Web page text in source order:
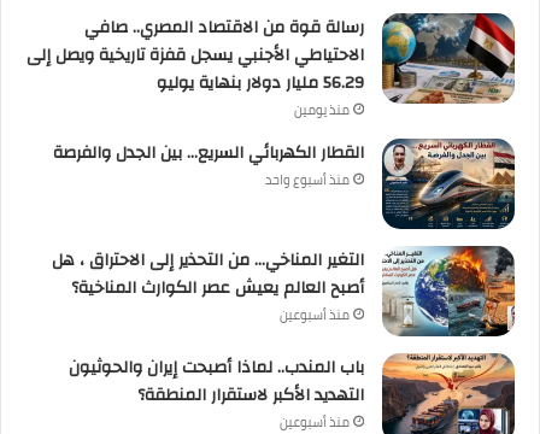
رسالة قوة من الاقتصاد المصري.. صافي
الاحتياطي الأجنبي يسجل قفزة تاريخية ويصل إلى
56.29 مليار دولار بنهاية يوليو
منذ يومين
القطار الكهربائي السريع… بين الجدل والفرصة
منذ أسبوع واحد
التغير المناخي… من التحذير إلى الاحتراق ، هل
أصبح العالم يعيش عصر الكوارث المناخية؟
منذ أسبوعين
باب المندب.. لماذا أصبحت إيران والحوثيون
التهديد الأكبر لاستقرار المنطقة؟
منذ أسبوعين